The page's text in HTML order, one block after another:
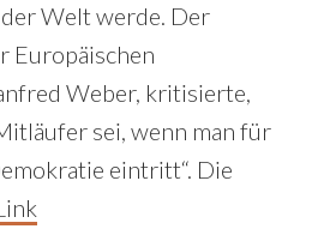
Welt werde. Der
Europäischen
Weber, kritisierte,
sei, wenn man für
eintritt“. Die